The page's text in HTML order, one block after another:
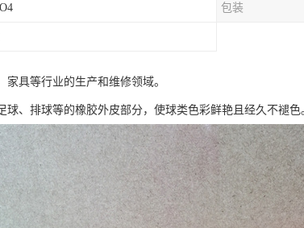
包装
具等行业的生产和维修领域。
球、排球等的橡胶外皮部分，使球类色彩鲜艳且经久不褪色